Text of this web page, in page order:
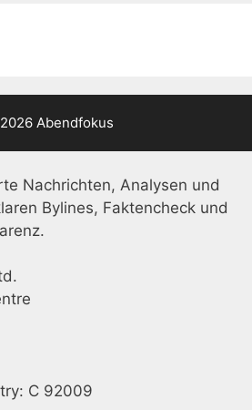
Abendfokus
Nachrichten, Analysen und
Bylines, Faktencheck und
C 92009